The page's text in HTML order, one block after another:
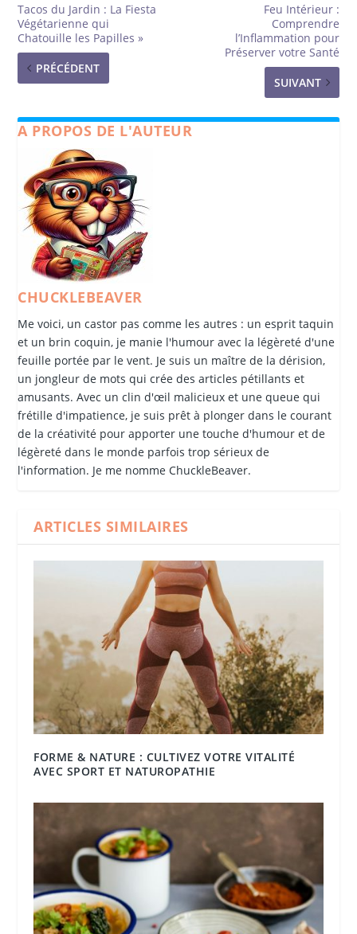
Tacos du Jardin : La Fiesta
Végétarienne qui
Chatouille les Papilles »
PRÉCÉDENT
Feu Intérieur :
Comprendre
l’Inflammation pour
Préserver votre Santé
SUIVANT
A PROPOS DE L'AUTEUR
CHUCKLEBEAVER
Me voici, un castor pas comme les autres : un esprit taquin
et un brin coquin, je manie l'humour avec la légèreté d'une
feuille portée par le vent. Je suis un maître de la dérision,
un jongleur de mots qui crée des articles pétillants et
amusants. Avec un clin d'œil malicieux et une queue qui
frétille d'impatience, je suis prêt à plonger dans le courant
de la créativité pour apporter une touche d'humour et de
légèreté dans le monde parfois trop sérieux de
l'information. Je me nomme ChuckleBeaver.
ARTICLES SIMILAIRES
FORME & NATURE : CULTIVEZ VOTRE VITALITÉ
AVEC SPORT ET NATUROPATHIE